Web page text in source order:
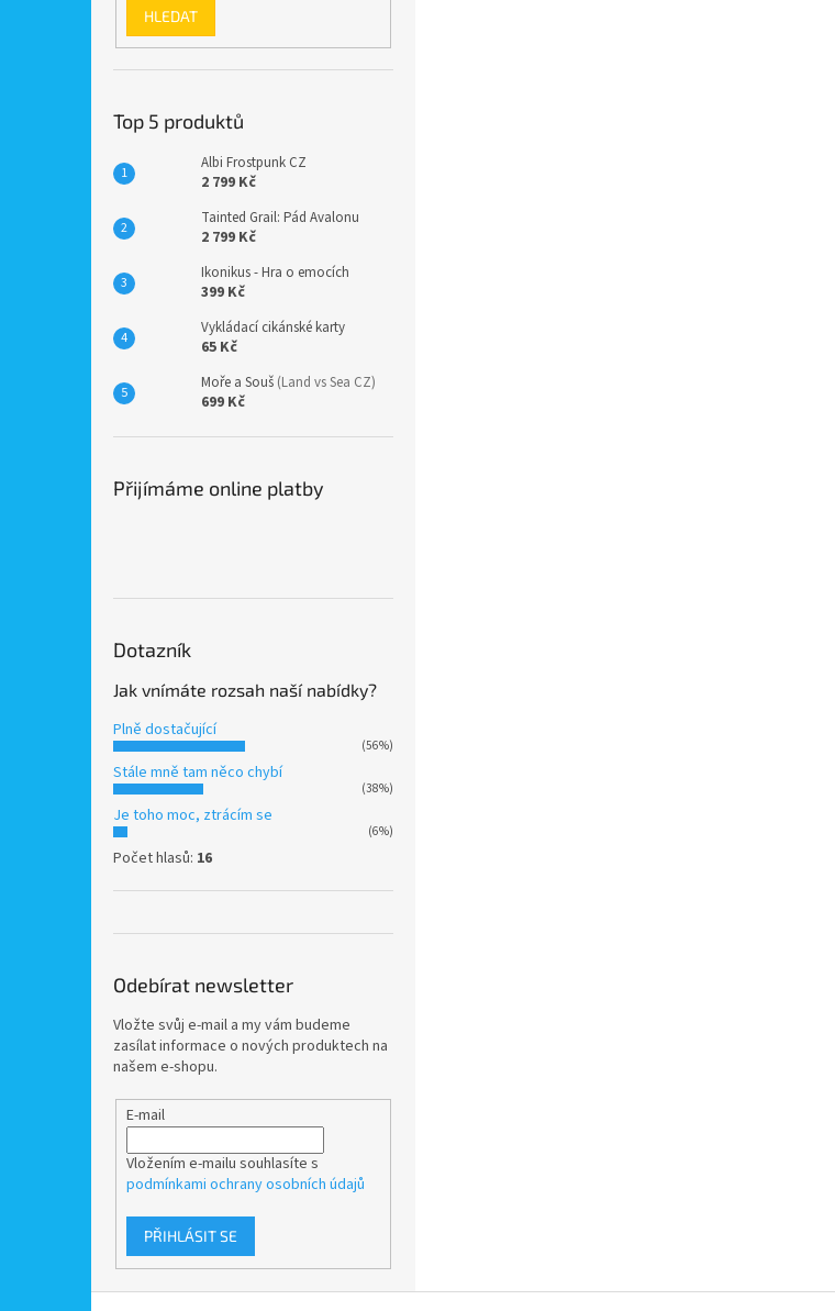
HLEDAT
Top 5 produktů
Albi Frostpunk CZ
2 799 Kč
Tainted Grail: Pád Avalonu
2 799 Kč
Ikonikus - Hra o emocích
399 Kč
Vykládací cikánské karty
65 Kč
Moře a Souš (Land vs Sea CZ)
699 Kč
Přijímáme online platby
Dotazník
Jak vnímáte rozsah naší nabídky?
Plně dostačující
(56%)
Stále mně tam něco chybí
(38%)
Je toho moc, ztrácím se
(6%)
Počet hlasů: 16
Odebírat newsletter
Vložte svůj e-mail a my vám budeme
zasílat informace o nových produktech na
našem e-shopu.
E-mail
Vložením e-mailu souhlasíte s
podmínkami ochrany osobních údajů
PŘIHLÁSIT SE